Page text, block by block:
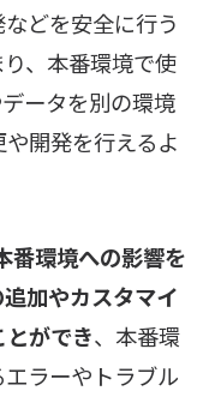
どを安全に行う
、本番環境で使
ータを別の環境
開発を行えるよ
番環境への影響を
加やカスタマイ
ができ、本番環
ラーやトラブル